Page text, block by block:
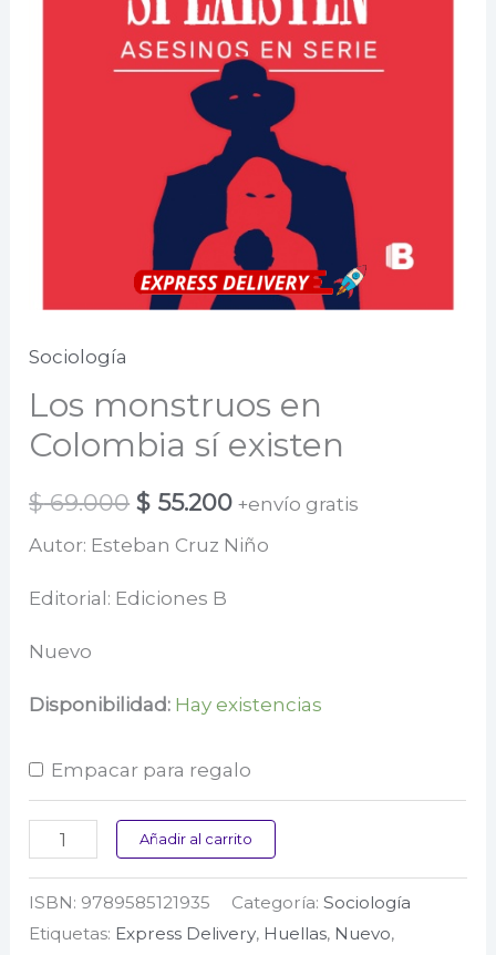
Sociología
Los monstruos en
Colombia sí existen
$69.000 El
precio
original
$ 55.200El
precio
+envío gratis
Autor: Esteban Cruz Niño
Editorial: Ediciones B
Nuevo
Disponibilidad: Hay existencias
Empacar para regalo
Los
en
Colombia
Añadir al carrito
ISBN: 9789585121935 Categoría:Sociología
Etiquetas: Express Delivery, Huellas, Nuevo,